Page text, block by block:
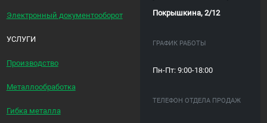
Электронный документооборот
УСЛУГИ
Производство
Металлообработка
Гибка металла
Покрышкина, 2/12
ГРАФИК РАБОТЫ
Пн-Пт: 9:00-18:00
ТЕЛЕФОН ОТДЕЛА ПРОДАЖ